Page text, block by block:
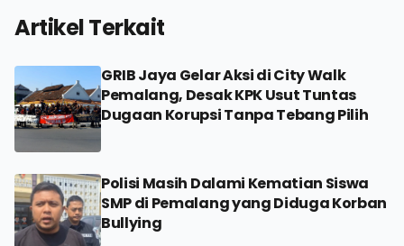
Artikel Terkait
GRIB Jaya Gelar Aksi di City Walk
Pemalang, Desak KPK Usut Tuntas
Dugaan Korupsi Tanpa Tebang Pilih
Polisi Masih Dalami Kematian Siswa
SMP di Pemalang yang Diduga Korban
Bullying